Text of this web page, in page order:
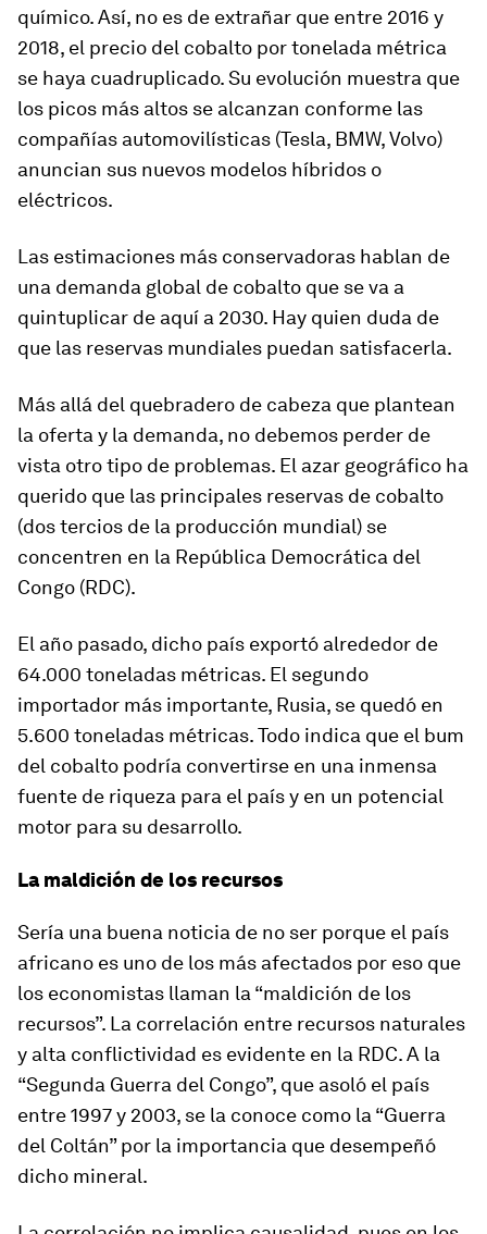
químico. Así, no es de extrañar que entre 2016 y
2018, el precio del cobalto por tonelada métrica
se haya cuadruplicado. Su evolución muestra que
los picos más altos se alcanzan conforme las
compañías automovilísticas (Tesla, BMW, Volvo)
anuncian sus nuevos modelos híbridos o
eléctricos.
Las estimaciones más conservadoras hablan de
una demanda global de cobalto que se va a
quintuplicar de aquí a 2030. Hay quien duda de
que las reservas mundiales puedan satisfacerla.
Más allá del quebradero de cabeza que plantean
la oferta y la demanda, no debemos perder de
vista otro tipo de problemas. El azar geográfico ha
querido que las principales reservas de cobalto
(dos tercios de la producción mundial) se
concentren en la República Democrática del
Congo (RDC).
El año pasado, dicho país exportó alrededor de
64.000 toneladas métricas. El segundo
importador más importante, Rusia, se quedó en
5.600 toneladas métricas. Todo indica que el bum
del cobalto podría convertirse en una inmensa
fuente de riqueza para el país y en un potencial
motor para su desarrollo.
La maldición de los recursos
Sería una buena noticia de no ser porque el país
africano es uno de los más afectados por eso que
los economistas llaman la “maldición de los
recursos”. La correlación entre recursos naturales
y alta conflictividad es evidente en la RDC. A la
“Segunda Guerra del Congo”, que asoló el país
entre 1997 y 2003, se la conoce como la “Guerra
del Coltán” por la importancia que desempeñó
dicho mineral.